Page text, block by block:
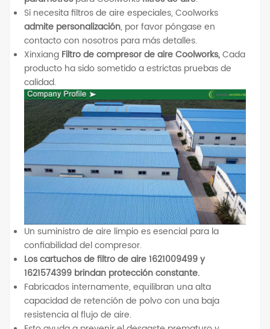
Si necesita filtros de aire especiales, Coolworks
admite personalización, por favor póngase en
contacto con nosotros para más detalles.
Xinxiang Filtro de compresor de aire Coolworks,Cada
producto ha sido sometido a estrictas pruebas de
calidad.
Un suministro de aire limpio es esencial para la
confiabilidad del compresor.
Los cartuchos de filtro de aire 1621009499 y
1621574399 brindan protección constante.
Fabricados internamente, equilibran una alta
capacidad de retención de polvo con una baja
resistencia al flujo de aire.